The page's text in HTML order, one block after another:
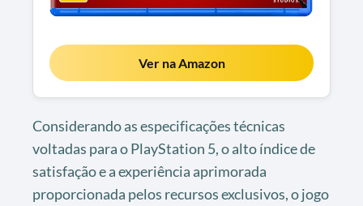
Ver na Amazon
Considerando as especificações técnicas
voltadas para o PlayStation 5, o alto índice de
satisfação e a experiência aprimorada
proporcionada pelos recursos exclusivos, o jogo